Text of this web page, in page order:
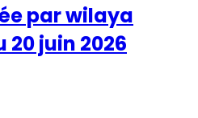
par wilaya
20 juin 2026